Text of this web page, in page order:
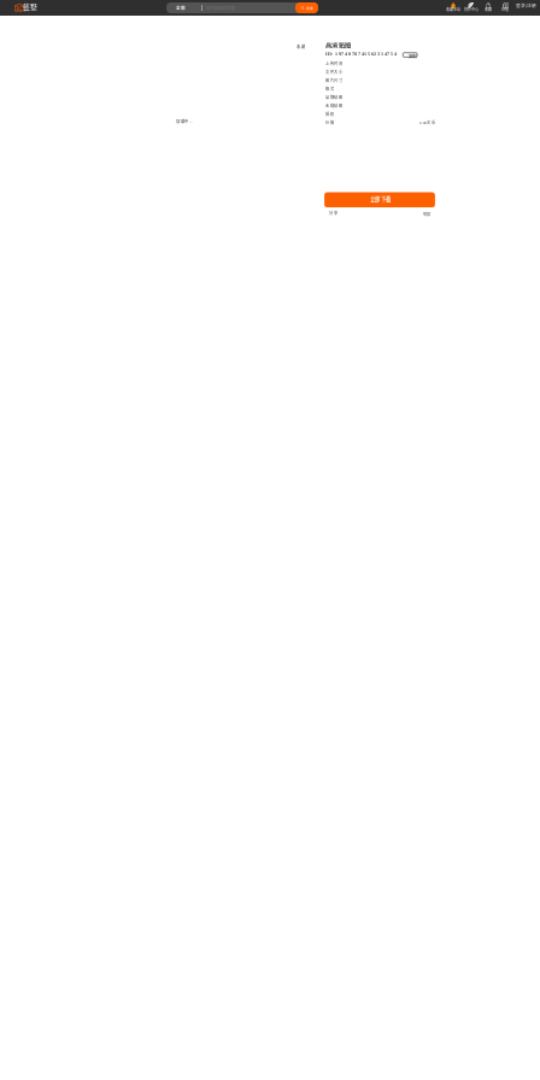
藝墅 全部 搜索 收藏本站 创作中心 收藏 充值
登录 |注册
加载中...
收藏 高清贴图
ID: 1974078741562314754 复制
上传时间
文件大小
图片尺寸
格式
品牌贴图
无缝贴图
授权
价格 0.00艺币
立即下载
分享 举报